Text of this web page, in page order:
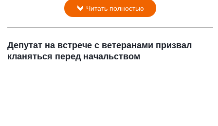
Читать полностью
Депутат на встрече с ветеранами призвал
кланяться перед начальством